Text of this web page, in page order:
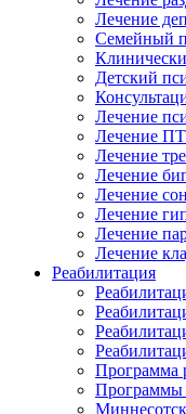
Лечение
Семейный
Детский
Лечение
Лечение
Лечение
Лечение
Лечение
Лечение
Лечение
Лечение
Реабилитация
Программа
Программы